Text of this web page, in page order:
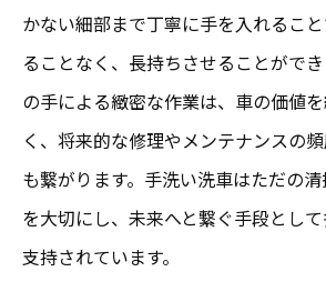
かない細部まで丁寧に手を入れるこ
ることなく、長持ちさせることがで
の手による緻密な作業は、車の価値
く、将来的な修理やメンテナンスの
も繋がります。手洗い洗車はただの
を大切にし、未来へと繋ぐ手段とし
支持されています。